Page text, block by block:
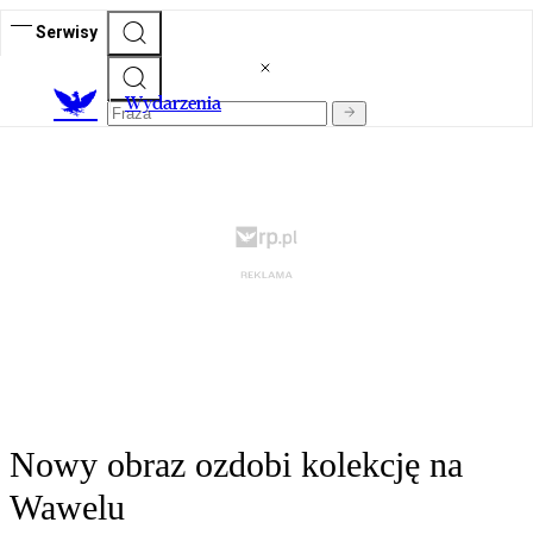
Serwisy
Wydarzenia
Nowy obraz ozdobi kolekcję na
Wawelu